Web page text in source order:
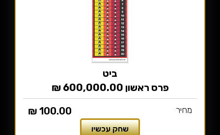
ביט
פרס ראשון 600,000.00 ₪
מחיר 100.00 ₪
שחק עכשיו